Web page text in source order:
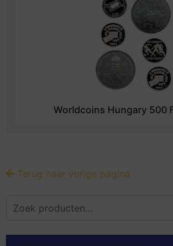
Worldcoins Hungary 500
Terug naar vorige pagina